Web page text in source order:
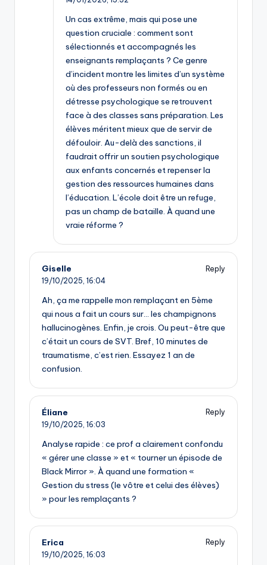
Un cas extrême, mais qui pose une
question cruciale : comment sont
sélectionnés et accompagnés les
enseignants remplaçants ? Ce genre
d’incident montre les limites d’un système
où des professeurs non formés ou en
détresse psychologique se retrouvent
face à des classes sans préparation. Les
élèves méritent mieux que de servir de
défouloir. Au-delà des sanctions, il
faudrait offrir un soutien psychologique
aux enfants concernés et repenser la
gestion des ressources humaines dans
l’éducation. L’école doit être un refuge,
pas un champ de bataille. À quand une
vraie réforme ?
Giselle
Reply
19/10/2025, 16:04
Ah, ça me rappelle mon remplaçant en 5ème
qui nous a fait un cours sur… les champignons
hallucinogènes. Enfin, je crois. Ou peut-être que
c’était un cours de SVT. Bref, 10 minutes de
traumatisme, c’est rien. Essayez 1 an de
confusion.
Éliane
Reply
19/10/2025, 16:03
Analyse rapide : ce prof a clairement confondu
« gérer une classe » et « tourner un épisode de
Black Mirror ». À quand une formation «
Gestion du stress (le vôtre et celui des élèves)
» pour les remplaçants ?
Erica
Reply
19/10/2025, 16:03